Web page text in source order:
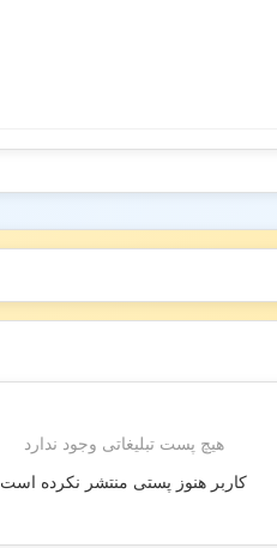
هیچ پست تبلیغاتی وجود ندارد
کاربر هنوز پستی منتشر نکرده است